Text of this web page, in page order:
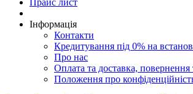
Прайс лист
Інформація
Контакти
Кредитування під 0% на
Про нас
Оплата та доставка, повернення
Положення про